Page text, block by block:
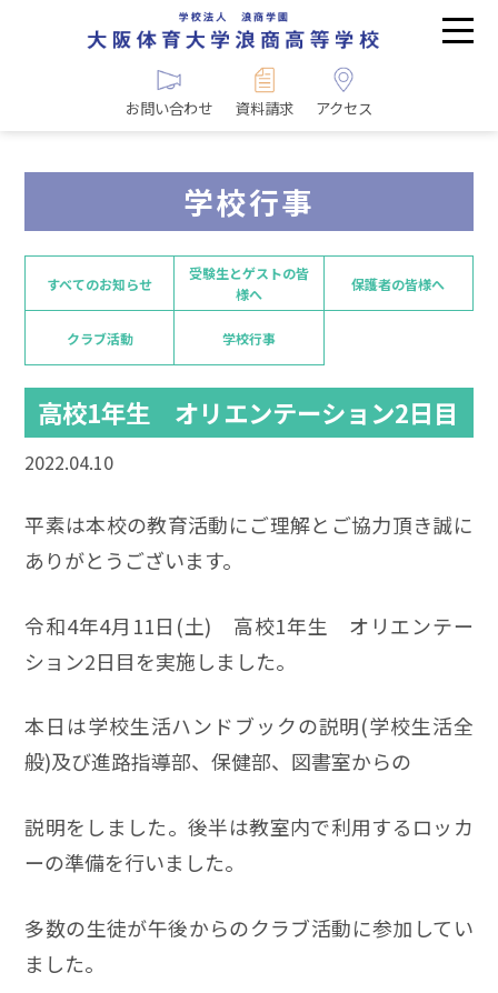
お問い合わせ 資料請求 アクセス
学校行事
すべてのお知らせ
受験生とゲストの皆
様へ
保護者の皆様へ
クラブ活動 学校行事
高校1年生 オリエンテーション2日目
2022.04.10
平素は本校の教育活動にご理解とご協力頂き誠に
ありがとうございます。
令和4年4月11日(土) 高校1年生 オリエンテー
ション2日目を実施しました。
本日は学校生活ハンドブックの説明(学校生活全
般)及び進路指導部、保健部、図書室からの
説明をしました。後半は教室内で利用するロッカ
ーの準備を行いました。
多数の生徒が午後からのクラブ活動に参加してい
ました。